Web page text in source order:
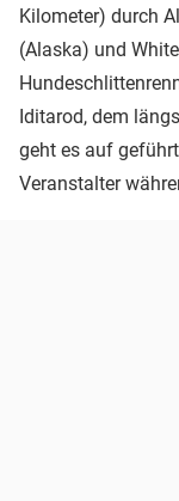
Kilometer) durch
(Alaska) und
Iditarod, dem
geht es auf
Veranstalter